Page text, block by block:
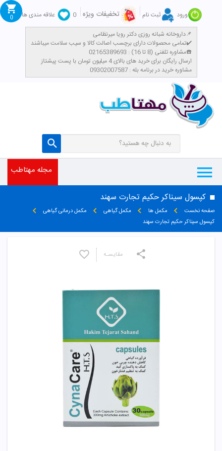
ورود ثبت نام تخفیفات ویژه 0
علاقه مندی ها
داروخانه شبانه روزی دکتر رویا میرنظامی📌
تمامی محصولات دارای برچسب اصالت کالا و سیب سلامت میباشند✔️
مشاوره تلفنی (8 تا 16) : 02165389693☎️
​ارسال رایگان برای خرید های بالای 4 میلیون تومان با پست پیشتاز
مشاوره خرید در برنامه بله : 09302007587
0
مجله مهتاطب
کپسول سیناکر حکیم تجارت سهند
صفحه نخست مکمل ها مکمل گیاهی
مکمل درمانی گیاهی
کپسول سیناکر حکیم تجارت سهند
مقایسـه